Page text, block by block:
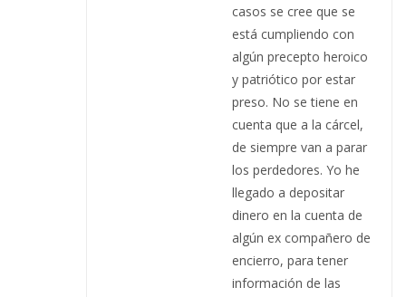
casos se cree que se
está cumpliendo con
algún precepto heroico
y patriótico por estar
preso. No se tiene en
cuenta que a la cárcel,
de siempre van a parar
los perdedores. Yo he
llegado a depositar
dinero en la cuenta de
algún ex compañero de
encierro, para tener
información de las